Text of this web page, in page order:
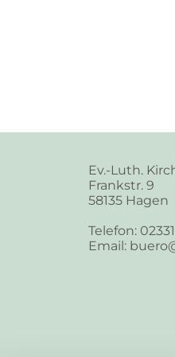
Ev.-Luth.
Frankstr. 9
58135 Hagen
Telefon:
Email: